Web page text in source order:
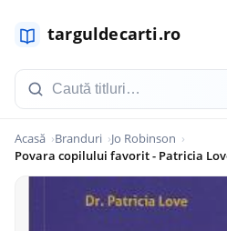
Acasă Branduri
Jo Robinson
Povara copilului favorit - Patricia